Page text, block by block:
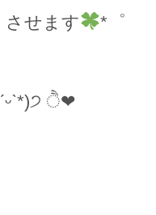
させます
*゜
ੈ❤︎